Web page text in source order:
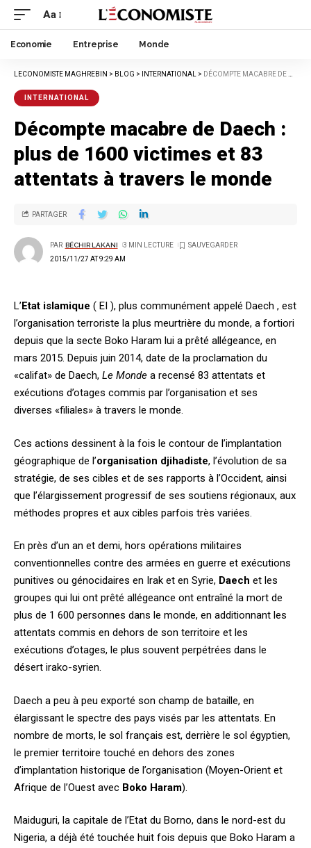
Aa
Economie Entreprise Monde
LECONOMISTE MAGHREBIN > BLOG > INTERNATIONAL > DÉCOMPTE MACABRE DE DAECH : PLUS DE 1600 VICTIMES ET 83 ATTENTATS À TRAVERS LE MONDE
INTERNATIONAL
Décompte macabre de Daech :
plus de 1600 victimes et 83
attentats à travers le monde
2015/11/27 AT 9:29 AM
PAR BÉCHIR LAKANI 3 MIN LECTURE
PARTAGER
L’Etat islamique ( EI ), plus communément appelé Daech , est
l’organisation terroriste la plus meurtrière du monde, a fortiori
depuis que la secte Boko Haram lui a prêté allégeance, en
mars 2015. Depuis juin 2014, date de la proclamation du
«califat» de Daech, Le Monde a recensé 83 attentats et
exécutions d’otages commis par l’organisation et ses
diverses «filiales» à travers le monde.
Ces actions dessinent à la fois le contour de l’implantation
géographique de l’organisation djihadiste, l’évolution de sa
stratégie, de ses cibles et de ses rapports à l’Occident, ainsi
que l’élargissement progressif de ses soutiens régionaux, aux
méthodes propres et aux cibles parfois très variées.
En près d’un an et demi, hors opérations militaires
conventionnelles contre des armées en guerre et exécutions
punitives ou génocidaires en Irak et en Syrie, Daech et les
groupes qui lui ont prêté allégeance ont entraîné la mort de
plus de 1 600 personnes dans le monde, en additionnant les
attentats commis en dehors de son territoire et les
exécutions d’otages, le plus souvent perpétrées dans le
désert irako-syrien.
Daech a peu à peu exporté son champ de bataille, en
élargissant le spectre des pays visés par les attentats. En
nombre de morts, le sol français est, derrière le sol égyptien,
le premier territoire touché en dehors des zones
d’implantation historique de l’organisation (Moyen-Orient et
Afrique de l’Ouest avec Boko Haram).
Maiduguri, la capitale de l’Etat du Borno, dans le nord-est du
Nigeria, a déjà été touchée huit fois depuis que Boko Haram a